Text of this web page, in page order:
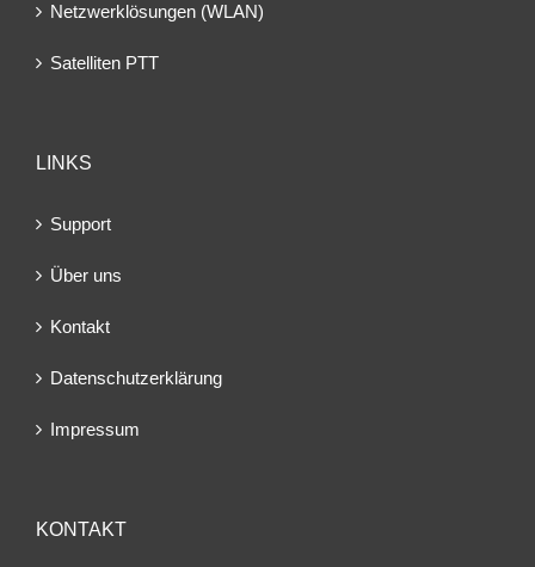
Netzwerklösungen (WLAN)
Satelliten PTT
LINKS
Support
Über uns
Kontakt
Datenschutzerklärung
Impressum
KONTAKT